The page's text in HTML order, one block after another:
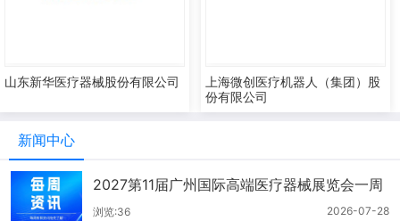
山东新华医疗器械股份有限公司
上海微创医疗机器人（集团）股
份有限公司
新闻中心
2027第11届广州国际高端医疗器械展览会一周
报（7.22-7.28）
2026-07-28
浏览:36